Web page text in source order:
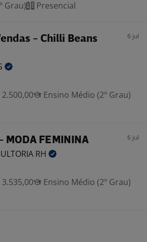
Grau) Presencial
- Chilli Beans
6 jul
2.500,00
Ensino Médio (2º Grau)
MODA FEMININA 6 jul
RH
3.535,00
Ensino Médio (2º Grau)